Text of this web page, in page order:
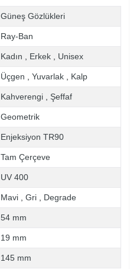
Güneş Gözlükleri
Ray-Ban
Kadın Erkek Unisex
Üçgen Yuvarlak Kalp
Kahverengi Şeffaf
Geometrik
Enjeksiyon TR90
Tam Çerçeve
UV 400
Mavi Gri Degrade
54 mm
19 mm
145 mm